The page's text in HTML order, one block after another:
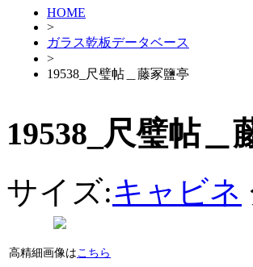
HOME
>
ガラス乾板データベース
>
19538_尺璧帖＿藤冢鹽亭
19538_尺璧帖＿
サイズ:キャビネ
高精細画像はこちら